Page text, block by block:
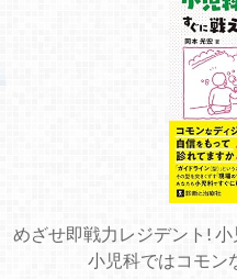
めざせ即戦力レジデント!
小児科ではコモン